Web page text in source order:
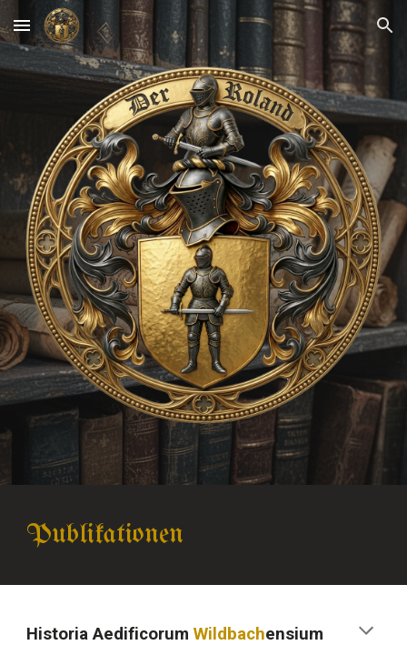
Skip to main content Skip to navigation
Publikationen
Historia AedificorumWildbachensium